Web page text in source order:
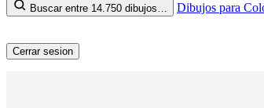
Buscar entre 14.750 dibujos… Dibujos para
Cerrar sesion